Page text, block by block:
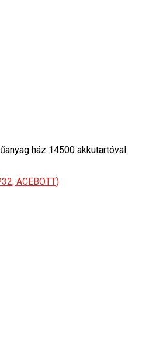
ház 14500 akkutartóval
ACEBOTT)